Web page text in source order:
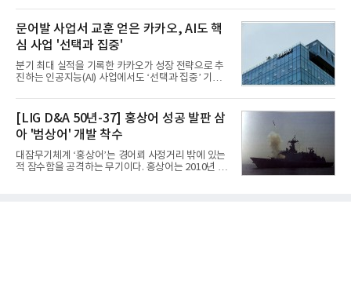
는 조종사가 휴대하는 명령통신장치(PDU, P
체별로 엇갈린 가운데 하반기 신작 흥행과 해외 시장
성과가 실적을 좌우할 핵심 변수로 떠오르고 있다.8일
업계에 따르면 올해 상반기 게임업계는 기업별 성적
표가 크게 갈렸다. 대표적으로 크래프톤은 'PUBG: 배
틀그라운드'의 안정적인 성장에 힘입어 상반기 연결
기준 매출 2조6616억원, 영업이익 9725억원으로 역
대 최대 실적을 기록했다. 엔씨도 올해 출시한 '아이온
동기 대
문어발 사업서 교훈 얻은 카카오, AI도 핵
심 사업 '선택과 집중'
분기 최대 실적을 기록한 카카오가 성장 전략으로 추
진하는 인공지능(AI) 사업에서도 ‘선택과 집중’ 기조
라 투자에 나서는 것과 달리, 카카오는 ‘카카오톡’이
라는 플랫폼 경쟁력을 활용한 AI 에이전트 서비스에
집중하는 전략이다. 과거 무리한 사업 확장 과정에서
겪었던 시행착오를 되풀이하지 않고 핵심 역량에 집
중하겠다는 취지로 풀이된다.7일 업계에 따르면 카카
오는 올해 2분기 연결 기준 매출 2조985억원, 영업이
익 2770억원을 기록했다. 전년 동기 대비 매출과 영업
[LIG D&A 50년-37] 홍상어 성공 발판 삼
아 '범상어' 개발 착수
대잠무기체계 ‘홍상어’는 경어뢰 사정거리 밖에 있는
적 잠수함을 공격하는 무기이다. 홍상어는 2010년 넥